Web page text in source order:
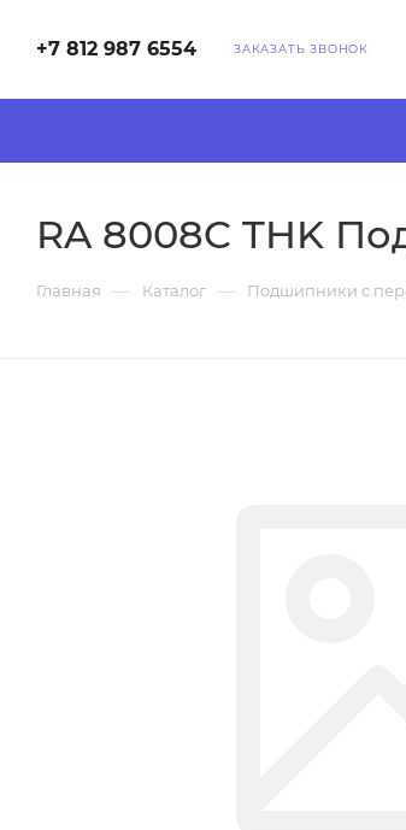
+7 812 987 6554 ЗАКАЗАТЬ ЗВОНОК
RA 8008C THK
Главная — Каталог — Подшипники с